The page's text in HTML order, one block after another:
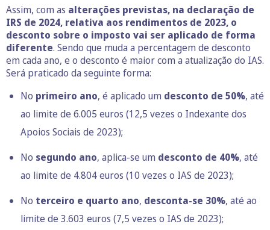
Assim, com as alterações previstas, na declaração de
IRS de 2024, relativa aos rendimentos de 2023, o
desconto sobre o imposto vai ser aplicado de forma
diferente. Sendo que muda a percentagem de desconto
em cada ano, e o desconto é maior com a atualização do IAS.
Será praticado da seguinte forma:
No primeiro ano, é aplicado um desconto de 50%, até
ao limite de 6.005 euros (12,5 vezes o Indexante dos
Apoios Sociais de 2023);
No segundo ano, aplica-se um desconto de 40%, até
ao limite de 4.804 euros (10 vezes o IAS de 2023);
No terceiro e quarto ano, desconta-se 30%, até ao
limite de 3.603 euros (7,5 vezes o IAS de 2023);